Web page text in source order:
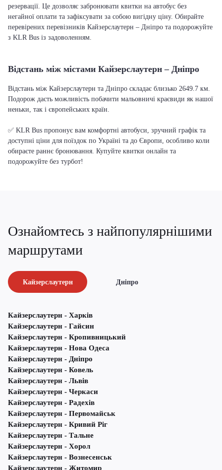
резервації. Це дозволяє забронювати квитки на автобус без
негайної оплати та зафіксувати за собою вигідну ціну. Обирайте
перевірених перевізників Кайзерслаутерн – Дніпро та подорожуйте
з KLR Bus із задоволенням.
Відстань між містами Кайзерслаутерн – Дніпро
Відстань між Кайзерслаутерн та Дніпро складає близько 2649.7 км.
Подорож дасть можливість побачити мальовничі краєвиди як нашої
неньки, так і європейських країн.
✅ KLR Bus пропонує вам комфортні автобуси, зручний графік та
доступні ціни для поїздок по Україні та до Європи, особливо коли
обираєте раннє бронювання. Купуйте квитки онлайн та
подорожуйте без турбот!
Ознайомтесь з найпопулярнішими
маршрутами
Кайзерслаутерн Дніпро
Кайзерслаутерн - Харків
Кайзерслаутерн - Гайсин
Кайзерслаутерн - Кропивницький
Кайзерслаутерн - Нова Одеса
Кайзерслаутерн - Дніпро
Кайзерслаутерн - Ковель
Кайзерслаутерн - Львів
Кайзерслаутерн - Черкаси
Кайзерслаутерн - Радехів
Кайзерслаутерн - Первомайськ
Кайзерслаутерн - Кривий Ріг
Кайзерслаутерн - Тальне
Кайзерслаутерн - Хорол
Кайзерслаутерн - Вознесенськ
Кайзерслаутерн - Житомир